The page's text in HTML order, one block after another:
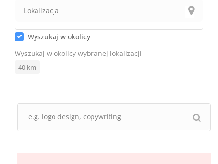
Wyszukaj w okolicy
Wyszukaj w okolicy wybranej lokalizacji
40 km